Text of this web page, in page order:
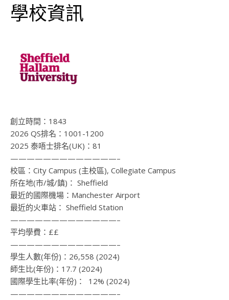
學校資訊
創立時間： 1843
2026 QS排名： 1001-1200
2025 泰唔士排名(UK)：81
—————————————–
校區： City Campus (主校區), Collegiate Campus
所在地(市/城/鎮)： Sheffield
最近的國際機場： Manchester Airport
最近的火車站： Sheffield Station
—————————————–
平均學費： ££
—————————————–
學生人數(年份)： 26,558 (2024)
師生比(年份)： 17.7 (2024)
國際學生比率(年份)：
12% (2024)
—————————————–